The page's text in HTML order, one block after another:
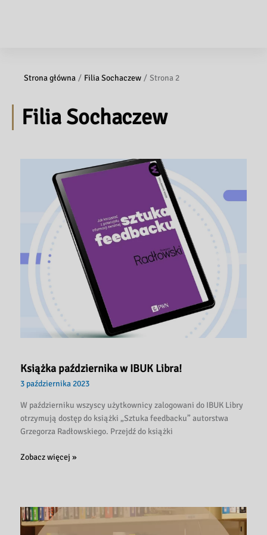
Strona główna Filia Sochaczew Strona 2
Filia Sochaczew
Książka października w IBUK Libra!
3 października 2023
W październiku wszyscy użytkownicy zalogowani do IBUK Libry
otrzymują dostęp do książki „Sztuka feedbacku” autorstwa
Grzegorza Radłowskiego. Przejdź do książki
Książka
Libra!
Zobacz więcej »